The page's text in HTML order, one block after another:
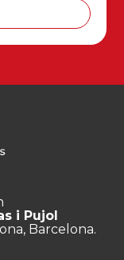
i Pujol
Barcelona.